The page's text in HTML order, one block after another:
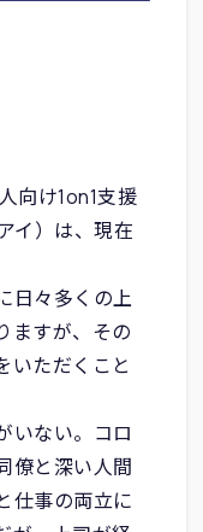
向け1on1支援
イ）は、現在
日々多くの上
ますが、その
いただくこと
いない。コロ
僚と深い人間
仕事の両立に